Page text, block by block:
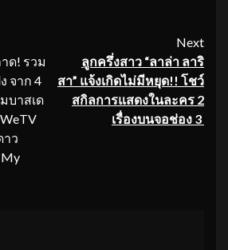
ด! รวม
จาก 4
บาสเด
าว
My
Next
ลูกครึ่งสาว “ลาล่า ลาริ
สา” แจ้งเกิดไม่มีหยุด!! โชว์
สกิลการแสดงในละคร 2
เรื่องบนจอช่อง 3